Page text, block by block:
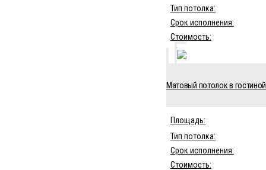
Тип потолка:
Срок исполнения:
Стоимость:
Матовый потолок в
Площадь:
Тип потолка:
Срок исполнения:
Стоимость: